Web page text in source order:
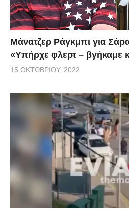
Μάνατζερ Ράγκμπι για
«Υπήρχε φλερτ – βγήκαμε
15 ΟΚΤΩΒΡΊΟΥ, 2022